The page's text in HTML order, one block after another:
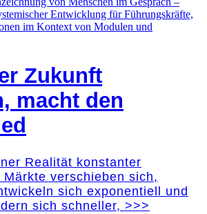
Zukunft
macht den
Realität konstanter
verschieben sich,
sich exponentiell und
sich schneller, >>>